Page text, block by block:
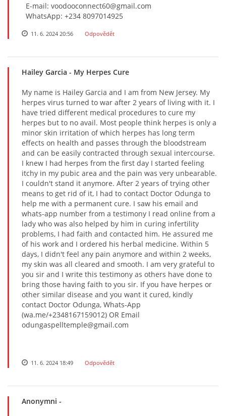
E-mail: voodooconnect60@gmail.com
WhatsApp: +234 8097014925
11. 6. 2024 20:56 Odpovědět
Hailey Garcia - My Herpes Cure
My name is Hailey Garcia and I am from New Jersey. My
herpes virus turned to war after 2 years of living with it. I
have tried different medical procedures to cure my
herpes but to no avail. Most people think herpes is only a
minor skin irritation of which herpes has long term
effects on health and passes through the bloodstream
and can be easily contracted through sexual intercourse.
I knew I had herpes from the first day I started feeling
itchy in my pubic area and the pain was very unbearable.
I couldn't stand it anymore. After 2 years of trying other
means to get rid of it, I had to contact Doctor Odunga to
help me with a permanent cure. I saw his email and
whats-app number from a testimony I read online from a
lady who was also helped by him in curing infertility
problems, I had faith and contacted him. He assured me
of his work and I ordered his herbal medicine. Within 5
days, I didn't feel any pain anymore and within 2 weeks,
my skin was all cleared and smooth. I am very grateful to
you sir and I write this testimony as others have done to
bring those having faith to you sir. If you have herpes or
other similar disease and you want it cured, kindly
contact Doctor Odunga, Whats-App
(wa.me/+2348167159012) OR Email
odungaspelltemple@gmail.com
11. 6. 2024 18:49 Odpovědět
Anonymni -